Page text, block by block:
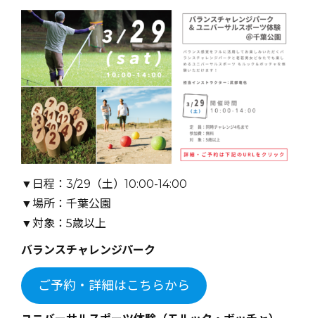
▼日程：3/29（土）10:00-14:00
▼場所：千葉公園
▼対象：5歳以上
バランスチャレンジパーク
ご予約・詳細はこちらから